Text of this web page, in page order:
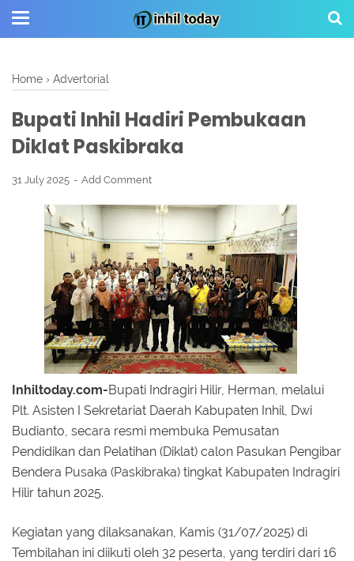
Home › Advertorial
Bupati Inhil Hadiri Pembukaan
Diklat Paskibraka
31 July 2025 Add Comment
Inhiltoday.com-Bupati Indragiri Hilir, Herman, melalui
Plt. Asisten I Sekretariat Daerah Kabupaten Inhil, Dwi
Budianto, secara resmi membuka Pemusatan
Pendidikan dan Pelatihan (Diklat) calon Pasukan Pengibar
Bendera Pusaka (Paskibraka) tingkat Kabupaten Indragiri
Hilir tahun 2025.
Kegiatan yang dilaksanakan, Kamis (31/07/2025) di
Tembilahan ini diikuti oleh 32 peserta, yang terdiri dari 16